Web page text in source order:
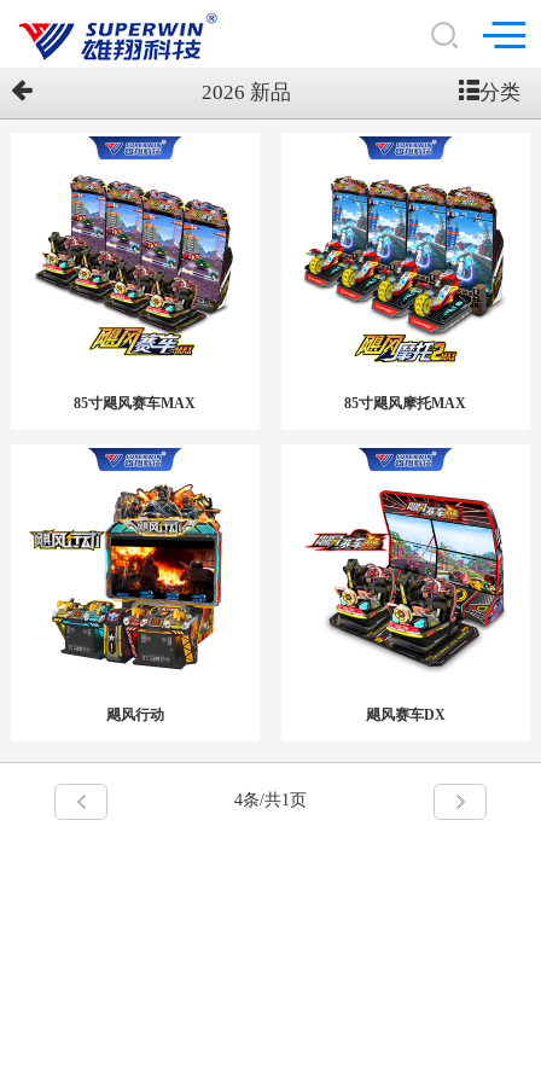
2026 新品 分类
85寸飓风赛车MAX 85寸飓风摩托MAX
飓风行动 飓风赛车DX
4条/共1页